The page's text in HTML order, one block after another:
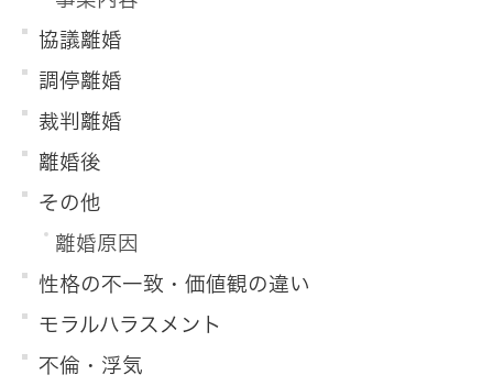
協議離婚
調停離婚
裁判離婚
離婚後
その他
離婚原因
性格の不一致・価値観の違い
モラルハラスメント
不倫・浮気